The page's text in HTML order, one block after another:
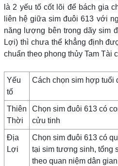
là 2 yếu tố cốt lõi để bách gia
liên hệ giữa sim đuôi 613 với
năng lượng bên trong dãy sim
Lợi) thì chưa thể khẳng định
chuẩn theo phong thủy Tam Tài
Yếu
tố
Cách chọn sim hợp tuổi
Thiên
Thời
Chọn sim đuôi 613 có
cửu tinh
Địa
Lợi
Chọn sim đuôi 613 có
tại sim tương sinh, tổng
theo quan niệm dân gian